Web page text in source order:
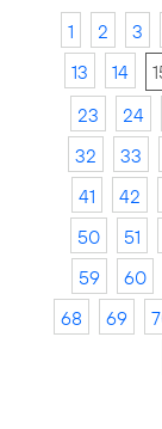
1 2 3
13
14
23
24
32
33
41
42
50
51
59
60
68
69